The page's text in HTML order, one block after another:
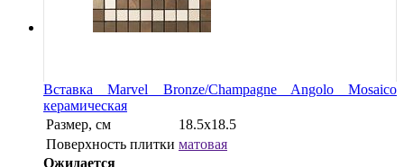
Вставка Marvel Bronze/Champagne Angolo Mosaico
керамическая
Размер, см
18.5x18.5
Поверхность плитки матовая
Ожидается